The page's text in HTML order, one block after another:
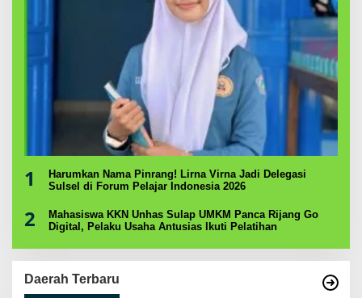
1
Harumkan Nama Pinrang! Lirna Virna Jadi Delegasi
Sulsel di Forum Pelajar Indonesia 2026
2
Mahasiswa KKN Unhas Sulap UMKM Panca Rijang Go
Digital, Pelaku Usaha Antusias Ikuti Pelatihan
Daerah Terbaru